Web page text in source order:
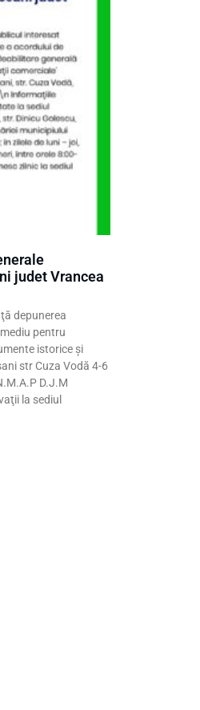
judet Vrancea
depunerea
pentru
istorice şi
str Cuza Vodă 4-6
D.J.M
la sediul